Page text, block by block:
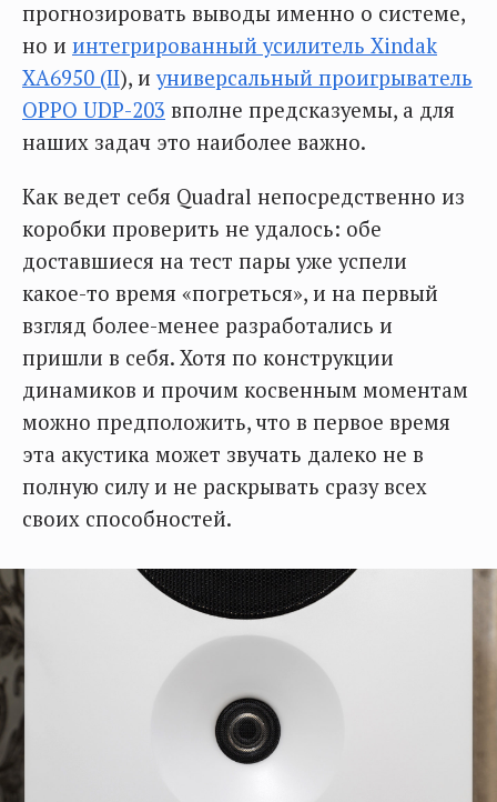
прогнозировать выводы именно о системе,
но и интегрированный усилитель Xindak
XA6950 (II), иуниверсальный проигрыватель
OPPO UDP-203 вполне предсказуемы, а для
наших задач это наиболее важно.
Как ведет себя Quadral непосредственно из
коробки проверить не удалось: обе
доставшиеся на тест пары уже успели
какое-то время «погреться», и на первый
взгляд более-менее разработались и
пришли в себя. Хотя по конструкции
динамиков и прочим косвенным моментам
можно предположить, что в первое время
эта акустика может звучать далеко не в
полную силу и не раскрывать сразу всех
своих способностей.